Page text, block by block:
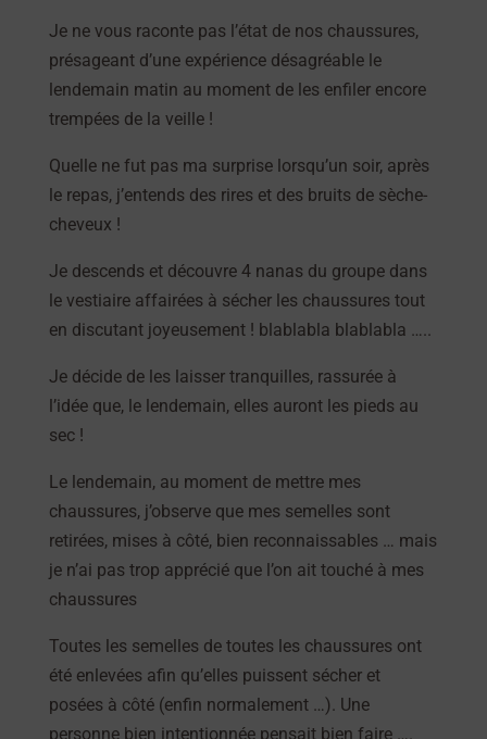
Je ne vous raconte pas l’état de nos chaussures,
présageant d’une expérience désagréable le
lendemain matin au moment de les enfiler encore
trempées de la veille !
Quelle ne fut pas ma surprise lorsqu’un soir, après
le repas, j’entends des rires et des bruits de sèche-
cheveux !
Je descends et découvre 4 nanas du groupe dans
le vestiaire affairées à sécher les chaussures tout
en discutant joyeusement ! blablabla blablabla …..
Je décide de les laisser tranquilles, rassurée à
l’idée que, le lendemain, elles auront les pieds au
sec !
Le lendemain, au moment de mettre mes
chaussures, j’observe que mes semelles sont
retirées, mises à côté, bien reconnaissables … mais
je n’ai pas trop apprécié que l’on ait touché à mes
chaussures
Toutes les semelles de toutes les chaussures ont
été enlevées afin qu’elles puissent sécher et
posées à côté (enfin normalement …). Une
personne bien intentionnée pensait bien faire ….